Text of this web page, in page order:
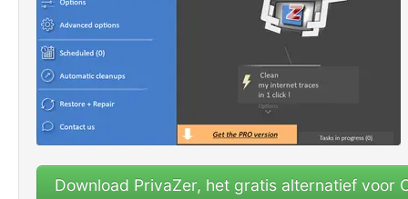
Download PrivaZer, het gratis alternatief voor